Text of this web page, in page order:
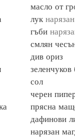
масло от
лук нарязан
гъби
смлян
див ориз
зеленчуков
сол
черен
прясна
дафинови
нарязан